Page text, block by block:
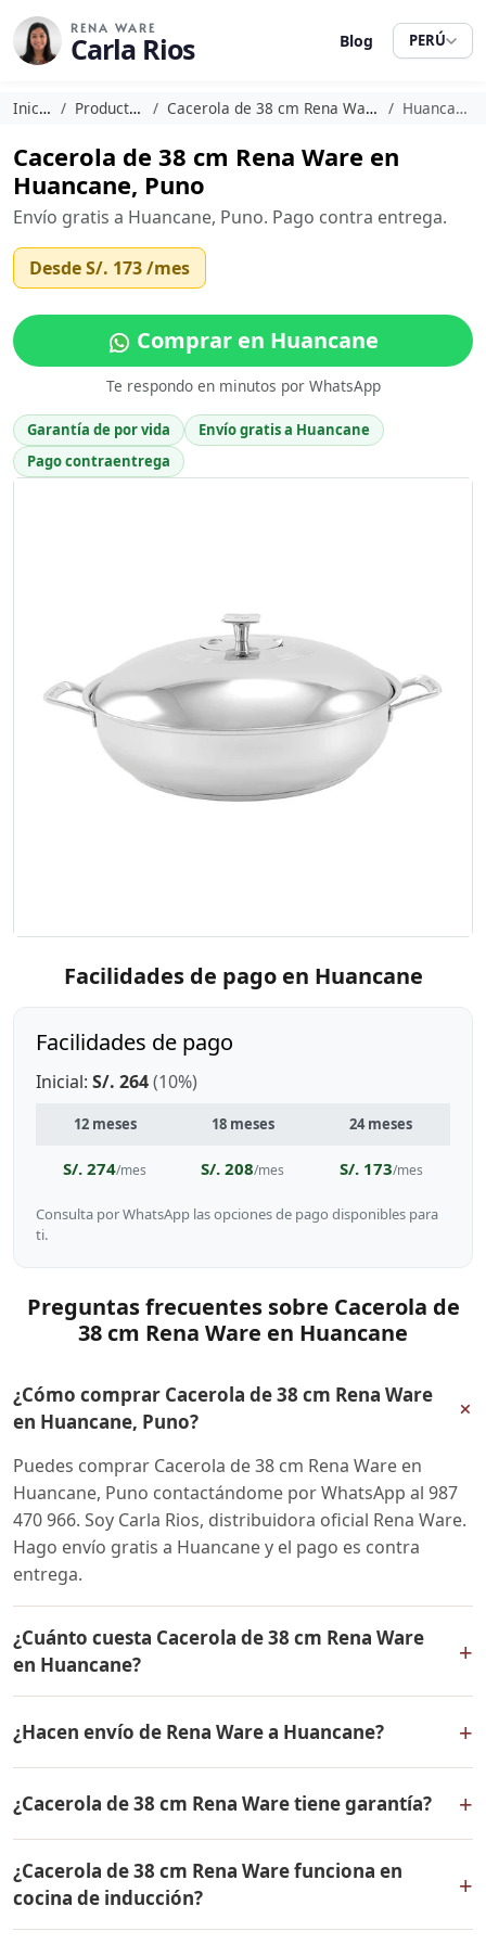
RENA WARE
Carla Rios Blog PERÚ
Inicio Productos Cacerola de 38 cm Rena Ware Huancane
Cacerola de 38 cm Rena Ware en
Huancane, Puno
Envío gratis a Huancane, Puno. Pago contra entrega.
DesdeS/. 173/mes
Comprar en Huancane
Te respondo en minutos por WhatsApp
Garantía de por vida
Envío gratis a Huancane
Pago contraentrega
Facilidades de pago en Huancane
Facilidades de pago
Inicial: S/. 264(10%)
12 meses 18 meses 24 meses
S/. 274/mes S/. 208/mes S/. 173/mes
Consulta por WhatsApp las opciones de pago disponibles para
ti.
Preguntas frecuentes sobre Cacerola de
38 cm Rena Ware en Huancane
¿Cómo comprar Cacerola de 38 cm Rena Ware
en Huancane, Puno?
+
Puedes comprar Cacerola de 38 cm Rena Ware en
Huancane, Puno contactándome por WhatsApp al 987
470 966. Soy Carla Rios, distribuidora oficial Rena Ware.
Hago envío gratis a Huancane y el pago es contra
entrega.
¿Cuánto cuesta Cacerola de 38 cm Rena Ware
en Huancane?
+
en todo el Perú. Contáctame por WhatsApp para
conocer el precio actual, promociones disponibles y
facilidades de pago en cuotas desde el 10% de inicial.
¿Hacen envío de Rena Ware a Huancane? +
Ware a Huancane, Puno y a todo el Perú. El pago es
contra entrega.
¿Cacerola de 38 cm Rena Ware tiene garantía? +
vida contra defectos de fabricación. Todos los
productos Rena Ware están fabricados en acero
inoxidable quirúrgico 18/10 de la más alta calidad.
¿Cacerola de 38 cm Rena Ware funciona en
cocina de inducción?
+